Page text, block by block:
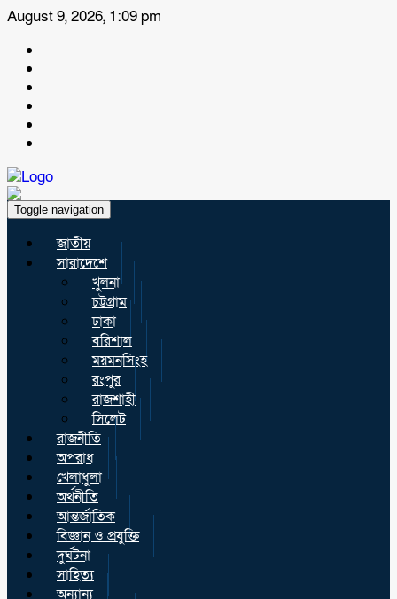
August 9, 2026, 1:09 pm
Toggle navigation
জাতীয়
সারাদেশে
খুলনা
চট্টগ্রাম
ঢাকা
বরিশাল
ময়মনসিংহ
রংপুর
রাজশাহী
সিলেট
রাজনীতি
অপরাধ
খেলাধুলা
অর্থনীতি
আন্তর্জাতিক
বিজ্ঞান ও প্রযুক্তি
দুর্ঘটনা
সাহিত্য
অন্যান্য